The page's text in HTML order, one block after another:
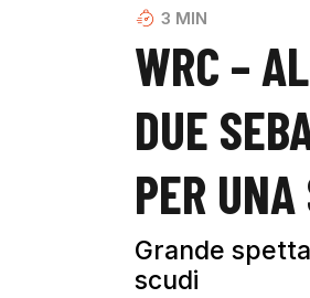
3 MIN
WRC –
DUE
PER
Grande
scudi